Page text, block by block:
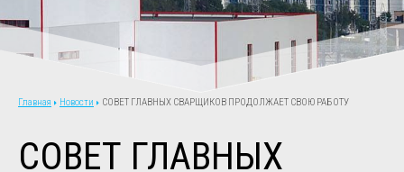
Главная Новости СОВЕТ ГЛАВНЫХ СВАРЩИКОВ ПРОДОЛЖАЕТ СВОЮ РАБОТУ
СОВЕТ ГЛАВНЫХ